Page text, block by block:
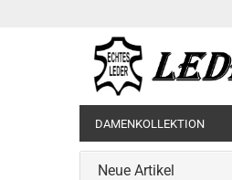
DAMENKOLLEKTION
Neue Artikel